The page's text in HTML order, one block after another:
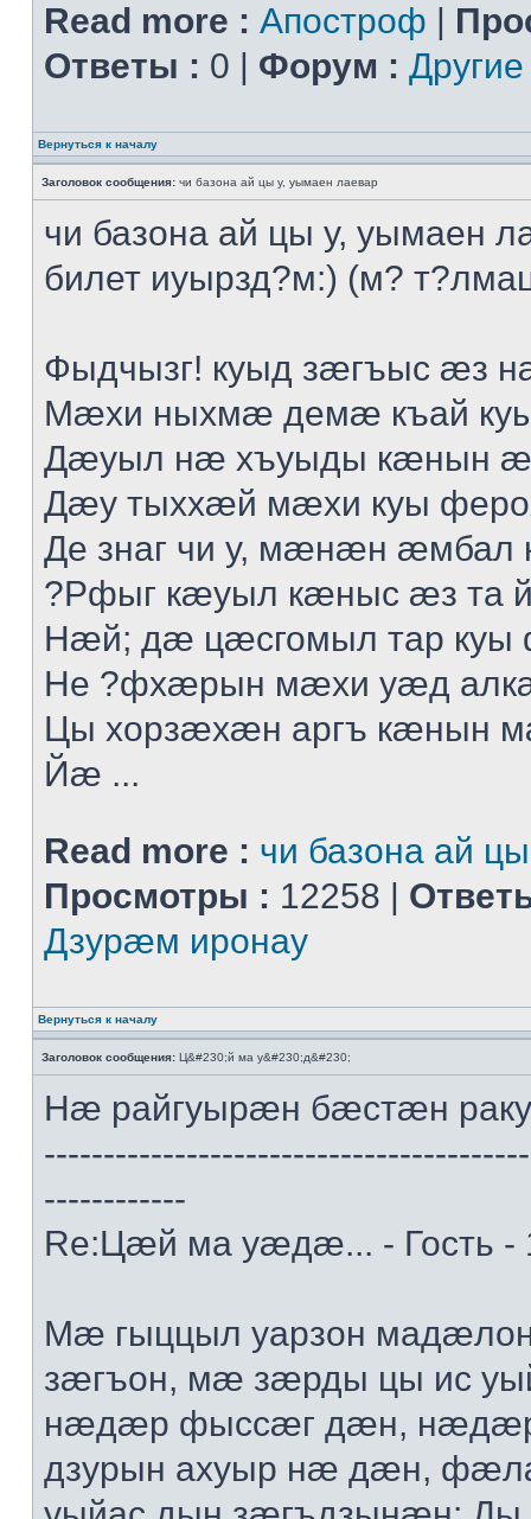
Read more : Апостроф |
Ответы : 0 | Форум :
Вернуться к началу
Заголовок сообщения: чи базона ай цы у, уымаен лаевар
чи базона ай цы у, уымаен
билет иуырзд?м:) (м?
Фыдчызг! куыд зæгъыс æз
Мæхи ныхмæ демæ къай
Дæуыл нæ хъуыды кæнын
Дæу тыххæй мæхи куы
Де знаг чи у, мæнæн æмбал
?Рфыг кæуыл кæныс æз та
Нæй; дæ цæсгомыл тар
Не ?фхæрын мæхи уæд
Цы хорзæхæн аргъ кæнын
Йæ ...
Read more : чи базона ай
Просмотры : 12258 |
Дзурæм иронау
Вернуться к началу
Заголовок сообщения: Ц&#230;й ма у&#230;д&#230;
Нæ райгуырæн бæстæн
------------
Re:Цæй ма уæдæ... - Гость -
Мæ гыццыл уарзон
зæгъон, мæ зæрды цы ис
нæдæр фыссæг дæн, нæдæр
дзурын ахуыр нæ дæн,